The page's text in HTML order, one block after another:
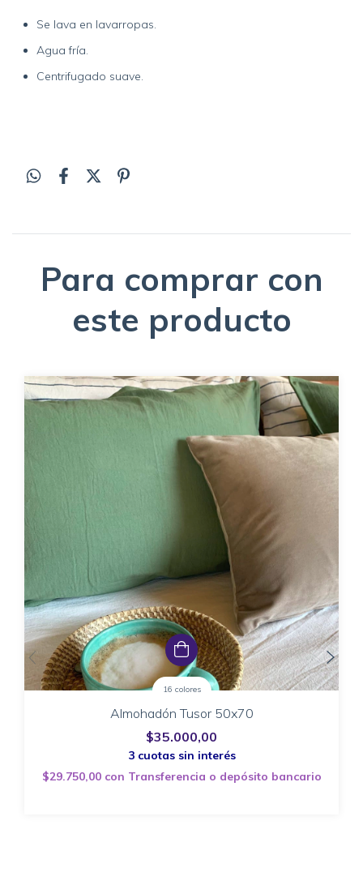
Se lava en lavarropas.
Agua fría.
Centrifugado suave.
Para comprar con
este producto
16 colores
Almohadón Tusor 50x70
$35.000,00
$29.750,00 con Transferencia o depósito bancario